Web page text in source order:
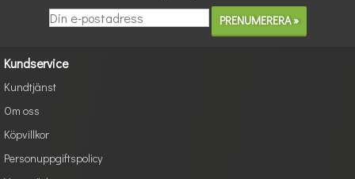
Kundservice
Kundtjänst
Om oss
Köpvillkor
Personuppgiftspolicy